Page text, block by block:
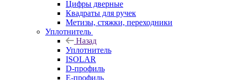
Цифры дверные
Квадраты для ручек
Метизы, стяжки, переходники
Уплотнитель
Назад
Уплотнитель
ISOLAR
D-профиль
Е-профиль